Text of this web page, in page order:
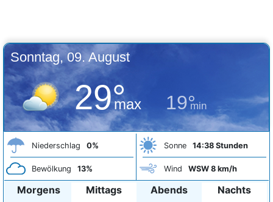
Sonntag, 09. August
29°
max 19°
min
Niederschlag 0%
Bewölkung 13%
Sonne 14:38 Stunden
Wind WSW 8 km/h
Morgens Mittags Abends Nachts